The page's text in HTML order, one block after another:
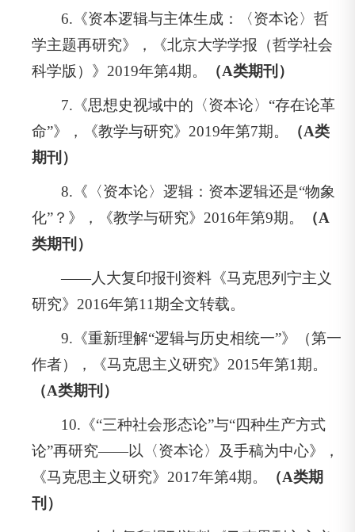
6.《资本逻辑与主体生成：〈资本论〉哲
学主题再研究》，《北京大学学报（哲学社会
科学版）》2019年第4期。
（A类期刊）
7.《思想史视域中的〈资本论〉“存在论革
命”》，《教学与研究》2019年第7期。
（A类
期刊）
8.《〈资本论〉逻辑：资本逻辑还是“物象
化”？》，《教学与研究》2016年第9期。
（A
类期刊）
——人大复印报刊资料《马克思列宁主义
研究》2016年第11期全文转载。
9.《重新理解“逻辑与历史相统一”》（第一
作者），《马克思主义研究》2015年第1期。
（A类期刊）
10.《“三种社会形态论”与“四种生产方式
论”再研究——以〈资本论〉及手稿为中心》，
《马克思主义研究》2017年第4期。
（A类期
刊）